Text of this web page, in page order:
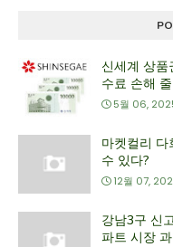
신세계 상
수료 손해
5월 06,
마켓컬리 다
수 있다?
12월 07,
강남3구 신
파트 시장